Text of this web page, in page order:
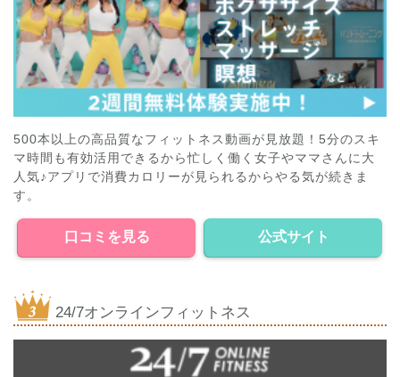
500本以上の高品質なフィットネス動画が見放題！5分のスキ
マ時間も有効活用できるから忙しく働く女子やママさんに大
人気♪アプリで消費カロリーが見られるからやる気が続きま
す。
口コミを見る 公式サイト
24/7オンラインフィットネス